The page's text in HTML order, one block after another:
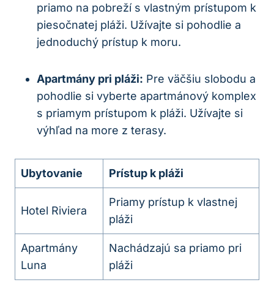
priamo na pobreží s vlastným prístupom k
piesočnatej pláži. Užívajte si pohodlie a
jednoduchý prístup k moru.
Apartmány pri pláži: Pre väčšiu slobodu a
pohodlie si vyberte apartmánový komplex
s priamym prístupom k pláži. Užívajte si
výhľad na more z terasy.
Ubytovanie Prístup k pláži
Hotel Riviera
Priamy prístup k vlastnej
pláži
Apartmány
Luna
Nachádzajú sa priamo pri
pláži